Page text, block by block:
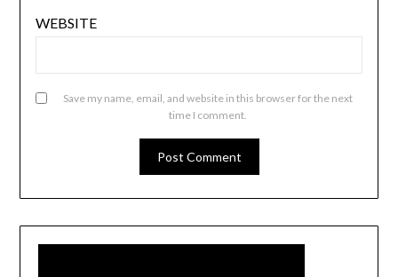
WEBSITE
Save my name, email, and website in this browser for the next
time I comment.